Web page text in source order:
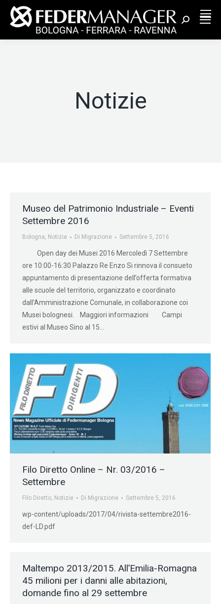
Cerca:
Notizie
Museo del Patrimonio Industriale – Eventi
Settembre 2016
Bologna, Notizie Di Migrazione Settembre 5, 2016
Open day dei Musei 2016 Mercoledì 7 Settembre
ore 10:00-16:30 Palazzo Re Enzo Si rinnova il consueto
appuntamento di presentazione dell’offerta formativa
alle scuole del territorio, organizzato e coordinato
dall’Amministrazione Comunale, in collaborazione coi
Musei bolognesi. Maggiori informazioni Campi
estivi al Museo Sino al 15…
Filo Diretto Online – Nr. 03/2016 –
Settembre
Filo Diretto Notizie Di Migrazione Settembre 5, 2016
wp-content/uploads/2017/04/rivista-settembre2016-
def-LD.pdf
Maltempo 2013/2015. All’Emilia-Romagna
45 milioni per i danni alle abitazioni,
domande fino al 29 settembre